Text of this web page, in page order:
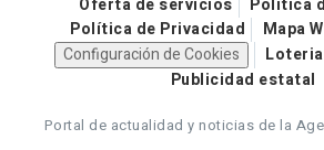
Oferta de servicios
Política
Política de Privacidad
Mapa
Configuración de Cookies
Publicidad estatal
Portal de actualidad y noticias de la